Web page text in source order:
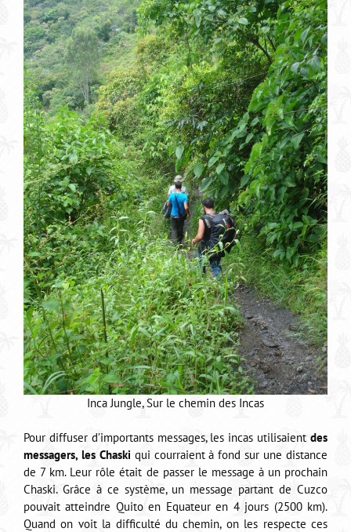
Inca Jungle, Sur le chemin des Incas
Pour diffuser d’importants messages, les incas utilisaient des
messagers, les Chaski qui courraient à fond sur une distance
de 7 km. Leur rôle était de passer le message à un prochain
Chaski. Grâce à ce système, un message partant de Cuzco
pouvait atteindre Quito en Equateur en 4 jours (2500 km).
Quand on voit la difficulté du chemin, on les respecte ces